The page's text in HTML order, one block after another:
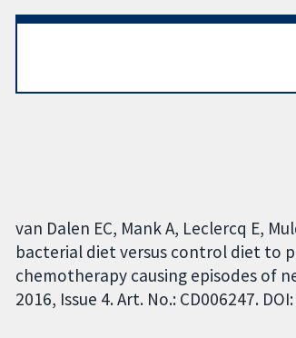
van Dalen EC, Mank A, Leclercq E,
bacterial diet versus control diet to
chemotherapy causing episodes of
2016, Issue 4. Art. No.: CD006247.